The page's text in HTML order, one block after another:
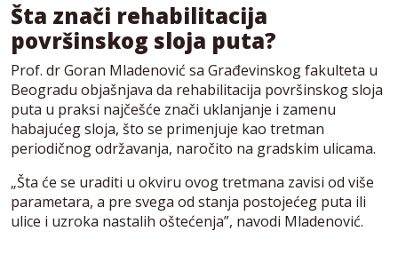
Šta znači rehabilitacija
površinskog sloja puta?
Prof. dr Goran Mladenović sa Građevinskog fakulteta u
Beogradu objašnjava da rehabilitacija površinskog sloja
puta u praksi najčešće znači uklanjanje i zamenu
habajućeg sloja, što se primenjuje kao tretman
periodičnog održavanja, naročito na gradskim ulicama.
„Šta će se uraditi u okviru ovog tretmana zavisi od više
parametara, a pre svega od stanja postojećeg puta ili
ulice i uzroka nastalih oštećenja”, navodi Mladenović.